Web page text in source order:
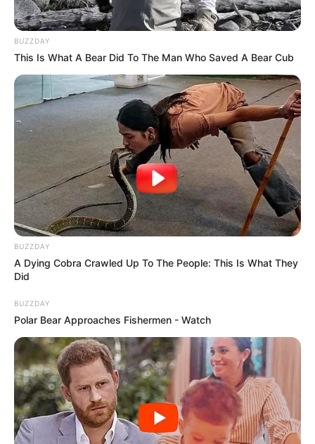
BUZZDAY
This Is What A Bear Did To The Man Who Saved A Bear Cub
BUZZDAY
A Dying Cobra Crawled Up To The People: This Is What They
Did
BUZZDAY
Polar Bear Approaches Fishermen - Watch